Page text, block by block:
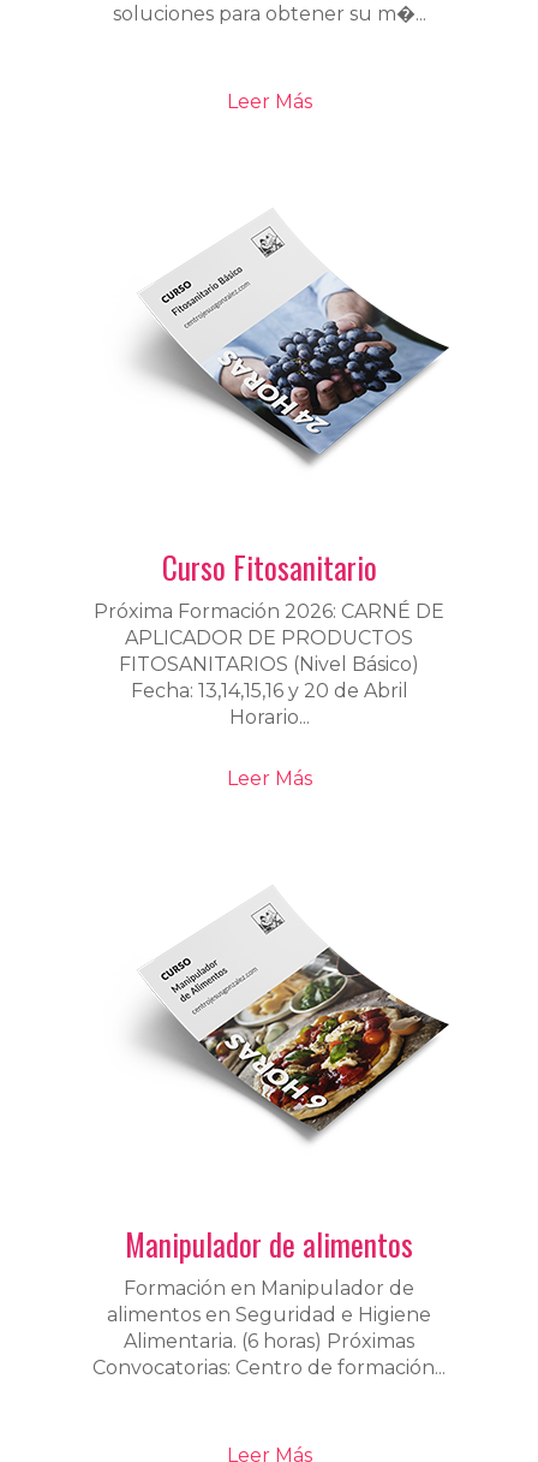
soluciones para obtener su m�...
Leer Más
Curso Fitosanitario
Próxima Formación 2026: CARNÉ DE
APLICADOR DE PRODUCTOS
FITOSANITARIOS (Nivel Básico)
Fecha: 13,14,15,16 y 20 de Abril
Horario...
Leer Más
Manipulador de alimentos
Formación en Manipulador de
alimentos en Seguridad e Higiene
Alimentaria. (6 horas) Próximas
Convocatorias: Centro de formación...
Leer Más